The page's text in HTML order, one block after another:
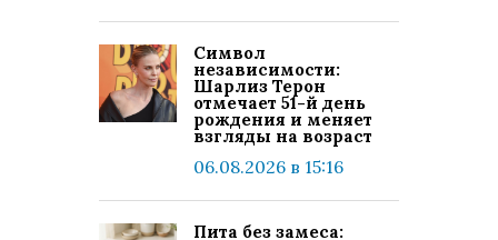
Символ
независимости:
Шарлиз Терон
отмечает 51-й день
рождения и меняет
взгляды на возраст
06.08.2026 в 15:16
Пита без замеса: